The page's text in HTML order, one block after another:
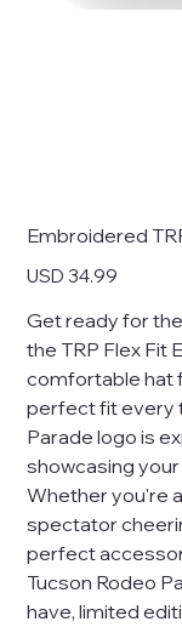
Embroidered
Precio
USD 34.99
Get ready for
the TRP Flex Fit
comfortable hat
perfect fit every
Parade logo is
showcasing
Whether you're
spectator
perfect
Tucson Rodeo
have, limited